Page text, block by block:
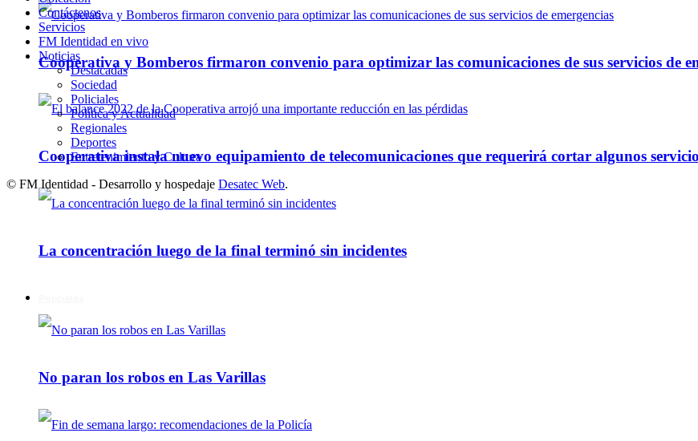
Cooperativa y Bomberos firmaron convenio para optimizar las comunicaciones de sus servicios de
Cooperativa instala nuevo equipamiento de telecomunicaciones que requerirá cortar algunos
La concentración luego de la final terminó sin incidentes
No paran los robos en Las Varillas
Contáctenos
Servicios
FM Identidad en vivo
Noticias
Destacadas
Sociedad
Policiales
Política y Actualidad
Regionales
Deportes
Entretenimiento y Cultura
© FM Identidad - Desarrollo y hospedaje Desatec Web.